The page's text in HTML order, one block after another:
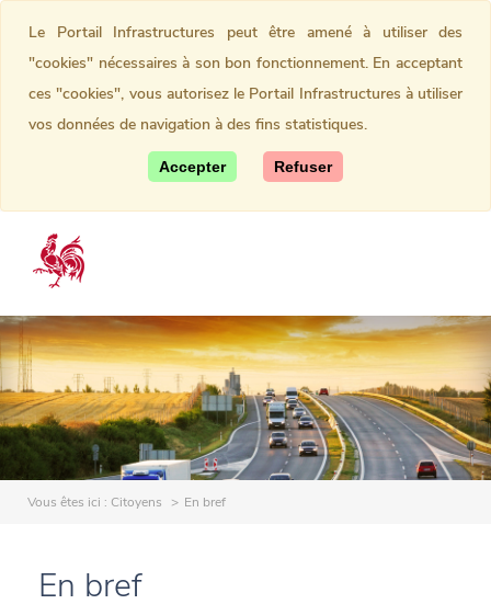
Vous êtes ici : Citoyens En bref
En bref
Le Portail Infrastructures peut être amené à utiliser des
"cookies" nécessaires à son bon fonctionnement. En acceptant
ces "cookies", vous autorisez le Portail Infrastructures à utiliser
vos données de navigation à des fins statistiques.
Accepter Refuser